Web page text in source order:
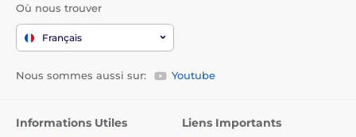
masques coréens pour le nez
1. Réchauffer la peau avant l’application
pores.
Où nous trouver
Français
Nous sommes aussi sur: Youtube
Informations Utiles Liens Importants